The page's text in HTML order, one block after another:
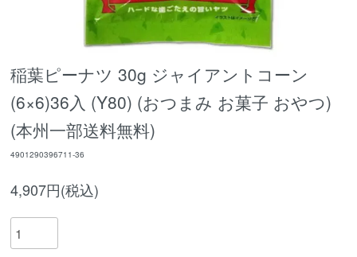
稲葉ピーナツ 30g ジャイアントコーン
(6×6)36入 (Y80) (おつまみ お菓子 おやつ)
(本州一部送料無料)
4901290396711-36
4,907円(税込)